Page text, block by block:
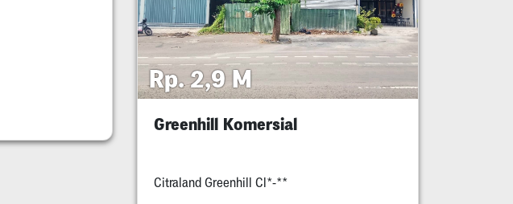
Rp. 2,9 M
Greenhill Komersial
Citraland Greenhill Cl*-**